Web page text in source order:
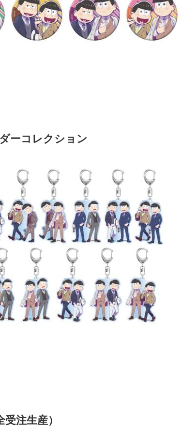
ーコレクション
注生産）